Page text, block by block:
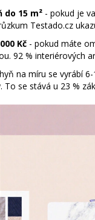
15 m² - pokud je
Testado.cz
Kč - pokud máte
92 % interiérových
na míru se vyrábí
se stává u 23 %